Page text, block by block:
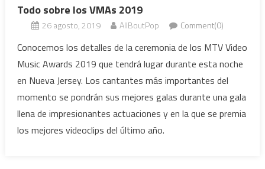
Todo sobre los VMAs 2019
26 agosto, 2019 AllBoutPop Comment(0)
Conocemos los detalles de la ceremonia de los MTV Video
Music Awards 2019 que tendrá lugar durante esta noche
en Nueva Jersey. Los cantantes más importantes del
momento se pondrán sus mejores galas durante una gala
llena de impresionantes actuaciones y en la que se premia
los mejores videoclips del último año.